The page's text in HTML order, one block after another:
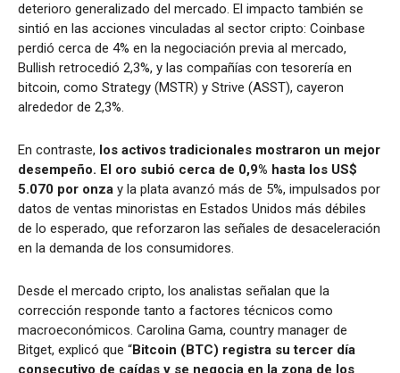
deterioro generalizado del mercado. El impacto también se
sintió en las acciones vinculadas al sector cripto: Coinbase
perdió cerca de 4% en la negociación previa al mercado,
Bullish retrocedió 2,3%, y las compañías con tesorería en
bitcoin, como Strategy (MSTR) y Strive (ASST), cayeron
alrededor de 2,3%.
En contraste, los activos tradicionales mostraron un mejor
desempeño. El oro subió cerca de 0,9% hasta los US$
5.070 por onza y la plata avanzó más de 5%, impulsados por
datos de ventas minoristas en Estados Unidos más débiles
de lo esperado, que reforzaron las señales de desaceleración
en la demanda de los consumidores.
Desde el mercado cripto, los analistas señalan que la
corrección responde tanto a factores técnicos como
macroeconómicos. Carolina Gama, country manager de
Bitget, explicó que “Bitcoin (BTC) registra su tercer día
consecutivo de caídas y se negocia en la zona de los